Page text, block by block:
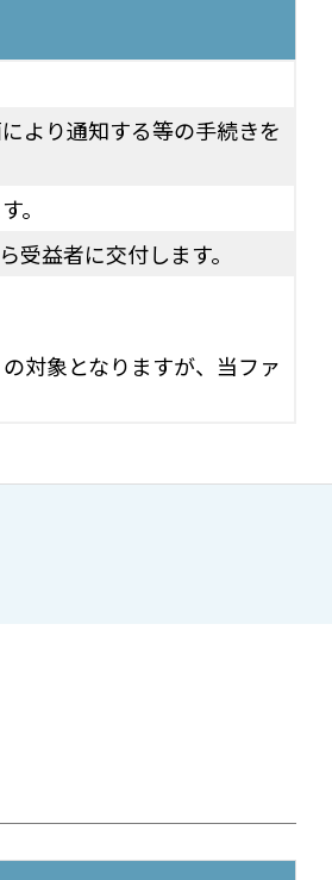
より通知する等の手続きを
。
益者に交付します。
対象となりますが、当ファ